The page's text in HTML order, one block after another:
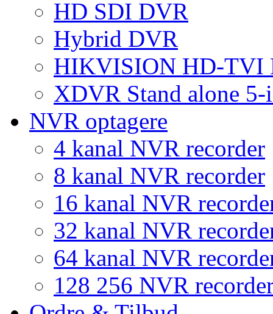
HD SDI DVR
Hybrid DVR
HIKVISION HD-TVI
XDVR Stand alone 5-
NVR optagere
4 kanal NVR recorder
8 kanal NVR recorder
16 kanal NVR
32 kanal NVR
64 kanal NVR
128 256 NVR